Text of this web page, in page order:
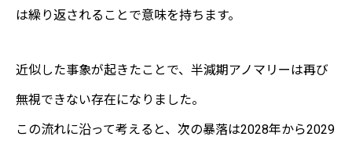
は繰り返されることで意味を持ちます。
近似した事象が起きたことで、半減期アノマリーは再び
無視できない存在になりました。
この流れに沿って考えると、次の暴落は2028年から2029